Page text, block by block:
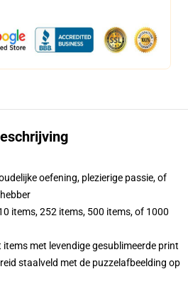
oefening, plezierige passie, of
items, 252 items, 500 items, of 1000
met levendige gesublimeerde print
staalveld met de puzzelafbeelding op